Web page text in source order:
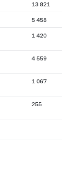
13 821
5 458
1 420
4 559
1 067
255